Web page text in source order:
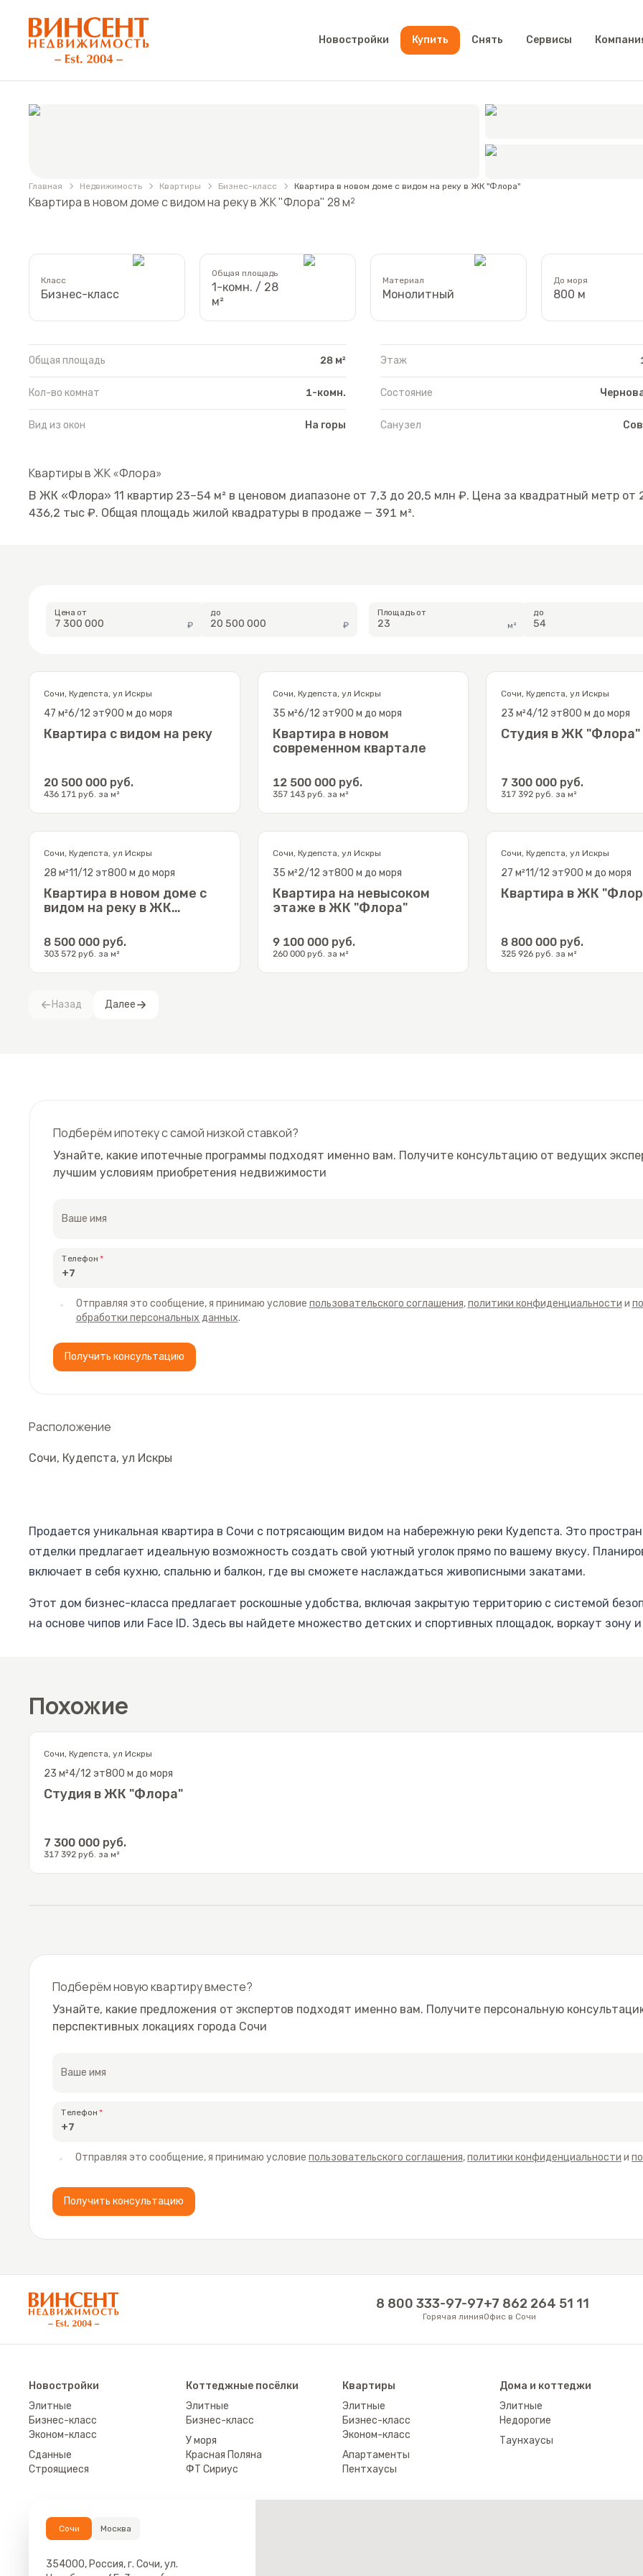
АН «Винсент Недвижимость»
Новостройки Купить Снять Сервисы
Главная Недвижимость Квартиры Бизнес-класс Квартира в новом доме с видом на реку в ЖК "Флора"
Квартира в новом доме с видом на реку в ЖК "Флора" 28 м²
Класс
Бизнес-класс
Общая площадь
1-комн. / 28
м²
Материал
Монолитный
До моря
800 м
Общая площадь 28 м² Этаж
Кол-во комнат 1-комн. Состояние
Вид из окон На горы Санузел
Квартиры вЖК «Флора»
В ЖК «Флора» 11 квартир 23–54 м² в ценовом диапазоне от 7,3 до 20,5 млн ₽. Цена за квадратный метр от
436,2 тыс ₽. Общая площадь жилой квадратуры в продаже — 391 м².
Цена от
₽
до
₽
Площадь от
м²
до
Сочи, Кудепста, ул Искры
47 м²6/12 эт900 м до моря
Квартира с видом на реку
20 500 000 руб.
436 171 руб. за м²
Сочи, Кудепста, ул Искры
35 м²6/12 эт900 м до моря
Квартира в новом
современном квартале
12 500 000руб.
357 143руб. за м²
Сочи,Кудепста,ул Искры
23 м²4/12 эт800 м до моря
Студия в ЖК "Флора"
7 300 000 руб.
317 392 руб. за м²
Сочи, Кудепста, ул Искры
28 м²11/12 эт800 м до моря
Квартира в новом доме с
видом на реку в ЖК
8 500 000 руб.
303 572 руб. за м²
Сочи, Кудепста, ул Искры
35 м²2/12 эт800 м до моря
Квартира на невысоком
этаже в ЖК "Флора"
9 100 000руб.
260 000руб. за м²
Сочи,Кудепста,ул Искры
27 м²11/12 эт900 м до моря
Квартира в ЖК
8 800 000 руб.
325 926 руб. за м²
Назад Далее
Подберём ипотеку с самой низкой ставкой?
Узнайте, какие ипотечные программы подходят именно вам. Получите консультацию от ведущих
лучшим условиям приобретения недвижимости
Ваше имя
Телефон
Отправляя это сообщение, я принимаю условие пользовательского соглашения,политики конфиденциальности и
обработки персональных данных.
Получить консультацию
Расположение
Сочи, Кудепста, ул Искры
Продается уникальная квартира в Сочи с потрясающим видом на набережную реки Кудепста. Это
отделки предлагает идеальную возможность создать свой уютный уголок прямо по вашему вкусу.
включает в себя кухню, спальню и балкон, где вы сможете наслаждаться живописными закатами.
Этот дом бизнес-класса предлагает роскошные удобства, включая закрытую территорию с системой
на основе чипов или Face ID. Здесь вы найдете множество детских и спортивных площадок, воркаут зону
находятся в шаговой доступности. А благоустроенная набережная реки Кудепста позволит вам
природой во время короткой прогулки до моря, которое всего в 10 минутах ходьбы.
живописной природой!
Похожие
Сочи, Кудепста, ул Искры
23 м²4/12 эт800 м до моря
Студия в ЖК "Флора"
7 300 000 руб.
317 392 руб. за м²
Подберём новую квартиру вместе?
Узнайте, какие предложения от экспертов подходят именно вам. Получите персональную
перспективных локациях города Сочи
Ваше имя
Телефон
Отправляя это сообщение, я принимаю условие пользовательского соглашения,политики конфиденциальности и
Получить консультацию
АН «Винсент Недвижимость» 8 800 333-97-97
Горячая линия
+7 862 264 51 11
Офис в Сочи
Новостройки
Элитные
Бизнес-класс
Эконом-класс
Сданные
Строящиеся
Коттеджные посёлки
Элитные
Бизнес-класс
У моря
Красная Поляна
ФТ Сириус
Квартиры
Элитные
Бизнес-класс
Эконом-класс
Апартаменты
Пентхаусы
Дома и коттеджи
Элитные
Недорогие
Таунхаусы
Сочи Москва
354000, Россия, г. Сочи, ул.